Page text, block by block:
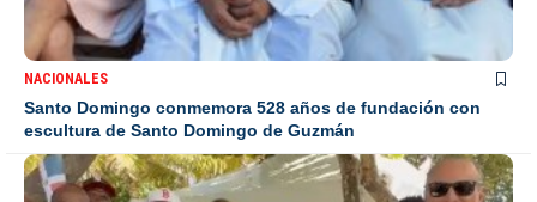
NACIONALES
Santo Domingo conmemora 528 años de fundación con
escultura de Santo Domingo de Guzmán